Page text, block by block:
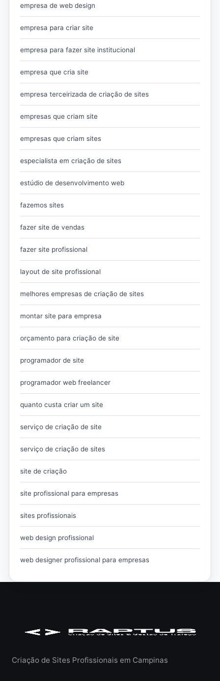
empresa de web design
empresa para criar site
empresa para fazer site institucional
empresa que cria site
empresa terceirizada de criação de sites
empresas que criam site
empresas que criam sites
especialista em criação de sites
estúdio de desenvolvimento web
fazemos sites
fazer site de vendas
fazer site profissional
layout de site profissional
melhores empresas de criação de sites
montar site para empresa
orçamento para criação de site
programador de site
programador web freelancer
quanto custa criar um site
serviço de criação de site
serviço de criação de sites
site de criação
site profissional para empresas
sites profissionais
web design profissional
web designer profissional para empresas
Criação de Sites Profissionais em Campinas